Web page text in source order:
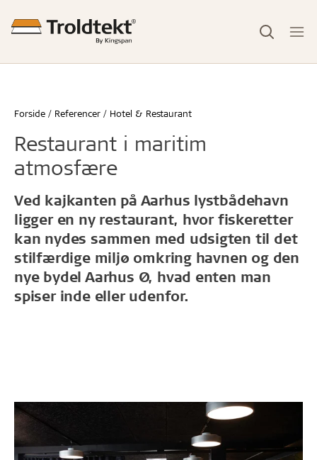
Forside Referencer Hotel & Restaurant
Restaurant i maritim
atmosfære
Ved kajkanten på Aarhus lystbådehavn
ligger en ny restaurant, hvor fiskeretter
kan nydes sammen med udsigten til det
stilfærdige miljø omkring havnen og den
nye bydel Aarhus Ø, hvad enten man
spiser inde eller udenfor.